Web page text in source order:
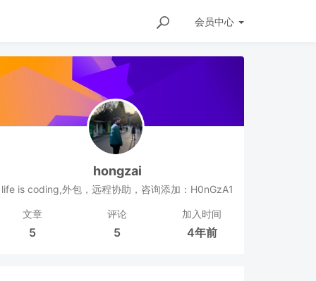
会员中心
hongzai
life is coding,外包，远程协助，咨询添加：H0nGzA1
文章
5
评论
5
加入时间
4年前